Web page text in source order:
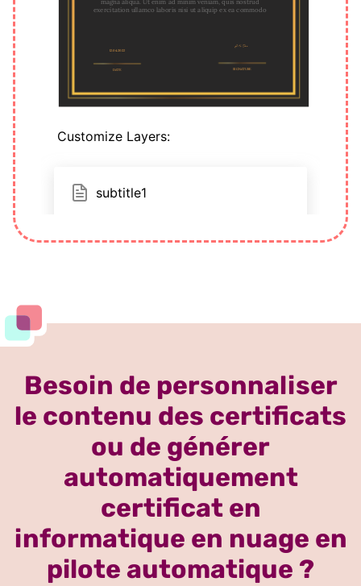
Besoin de personnaliser
le contenu des certificats
ou de générer
automatiquement
certificat en
informatique en nuage en
pilote automatique ?